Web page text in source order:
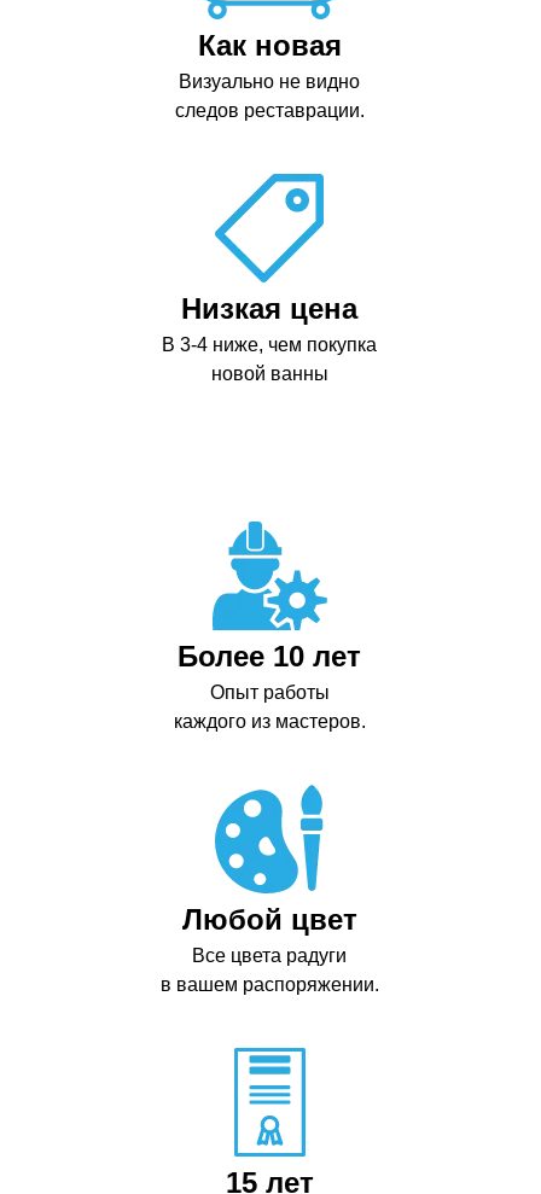
Как новая
Визуально не видно
следов реставрации.
Низкая цена
В 3-4 ниже, чем покупка
новой ванны
Более 10 лет
Опыт работы
каждого из мастеров.
Любой цвет
Все цвета радуги
в вашем распоряжении.
15 лет